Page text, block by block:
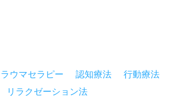
ラウマセラピー 認知療法
行動療法
リラクゼーション法